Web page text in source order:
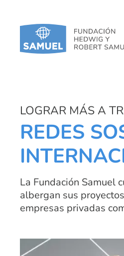
LOGRAR MÁS A
REDES
La Fundación Samuel
albergan sus
empresas privadas